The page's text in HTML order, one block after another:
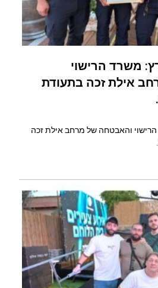
משרד הרישוי
אילת זכה בתעודת
והאבטחה של מרחב אילת זכה